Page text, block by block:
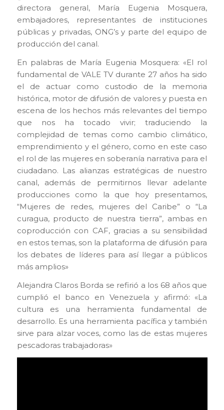
directora general, María Eugenia Mosquera,
embajadores, representantes de instituciones
públicas y privadas, ONG’s y parte del equipo de
producción del canal.
En palabras de María Eugenia Mosquera: «El rol
fundamental de VALE TV durante 27 años ha sido
el de actuar como custodio de la memoria
histórica, motor de difusión de valores y puesta en
escena de los hechos más relevantes del tiempo
que nos ha tocado vivir; traduciendo la
complejidad de temas como cambio climático,
emprendimiento y el género, como en este caso
el rol de las mujeres en soberanía narrativa para el
ciudadano. Las alianzas estratégicas de nuestro
canal, además de permitirnos llevar adelante
producciones como la que hoy presentamos,
“Mujeres de redes, mujeres del Caribe” o “La
curagua, producto de nuestra tierra”, ambas en
coproducción con CAF, gracias a su sensibilidad
en estos temas, son la plataforma de difusión para
los debates de líderes para así llegar a públicos
más amplios»
Alejandra Claros Borda se refirió a los 68 años que
cumplió el banco en Venezuela y afirmó: «La
cultura es una herramienta fundamental de
desarrollo. Es una herramienta pacífica y también
sirve para alzar voces, como las de estas mujeres
pescadoras trabajadoras»